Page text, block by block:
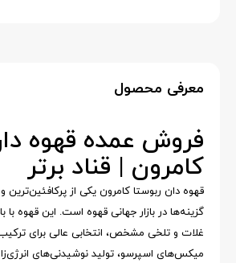
معرفی محصول
فروش عمده قهوه
کامرون | قناد برتر
قهوه دان ربوستا کامرون یکی از پرکافئین‌ترین
گزینه‌ها در بازار جهانی قهوه است. این قهوه
غلات و تلخی مشخص، انتخابی عالی برای ترکیب
میکس‌های اسپرسو، تولید نوشیدنی‌های انرژی‌زا